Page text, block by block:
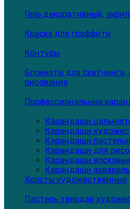
Гель декоративный,
Краска для граффити
Контуры
Блокноты для скетчинга,
рисования
Профессиональные
Карандаши
Карандаши
Карандаши
Карандаши для
Карандаши
Карандаши
Холсты художественные
Пастель твердая